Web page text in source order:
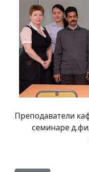
Преподаватели
семинаре